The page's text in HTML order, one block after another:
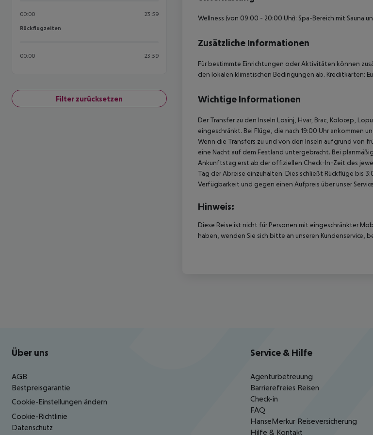
00:00 23:59
Rückflugzeiten
Rückflugzeiten
00:00 23:59
Filter zurücksetzen
Wellness (von 09:00 - 20:00 Uhr): Spa-Bereich mit Sauna
Zusätzliche Informationen
Für bestimmte Einrichtungen oder Aktivitäten können
den lokalen klimatischen Bedingungen ab. Kreditkarten:
Wichtige Informationen
Der Transfer zu den Inseln Losinj, Hvar, Brac, Kolocep,
eingeschränkt. Bei Flüge, die nach 19:00 Uhr ankommen
Wenn die Transfers zu und von den Inseln aufgrund von
eine Nacht auf dem Festland untergebracht. Bei
Ankunftstag erst ab der offiziellen Check-In-Zeit des
Tag der Abreise einzuhalten. Dies schließt Rückflüge bis
Verfügbarkeit und gegen einen Aufpreis über unser
Hinweis:
Diese Reise ist nicht für Personen mit eingeschränkter
haben, wenden Sie sich bitte an unseren Kundenservice,
Footer navigation
Über uns
AGB
Bestpreisgarantie
Cookie-Einstellungen ändern
Cookie-Richtlinie
Datenschutz
Service & Hilfe
Agenturbetreuung
Barrierefreies Reisen
Check-in
FAQ
HanseMerkur Reiseversicherung
Hilfe & Kontakt